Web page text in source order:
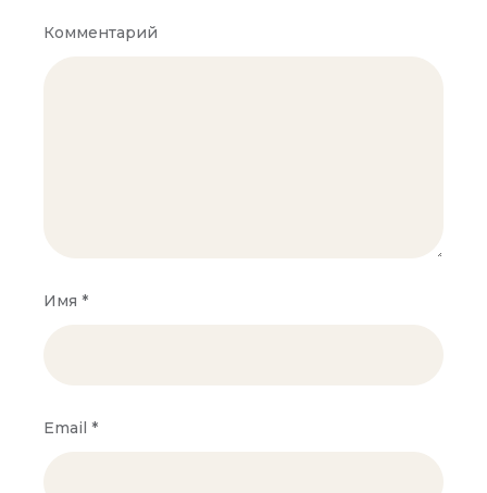
Комментарий
Имя*
Email*